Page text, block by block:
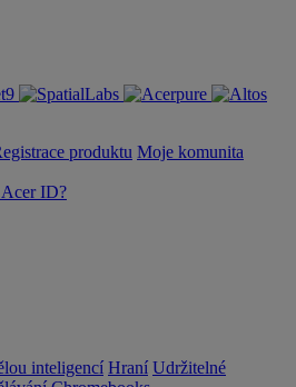
produktu Moje komunita
ID?
inteligencí Hraní Udržitelné